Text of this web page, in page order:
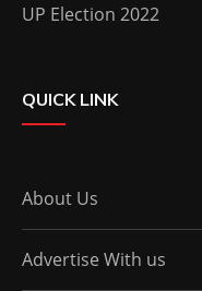
UP Election 2022
QUICK LINK
About Us
Advertise With us